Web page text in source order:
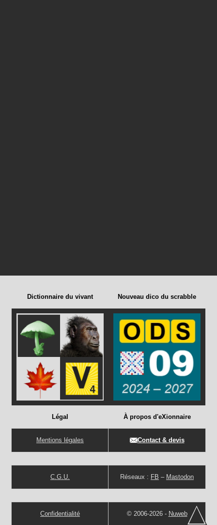
Dictionnaire du vivant Nouveau dico du scrabble
Légal
Mentions légales
C.G.U.
Confidentialité
À propos d'eXionnaire
Contact & devis
Réseaux : FB – Mastodon
© 2006-2026 - Nuweb